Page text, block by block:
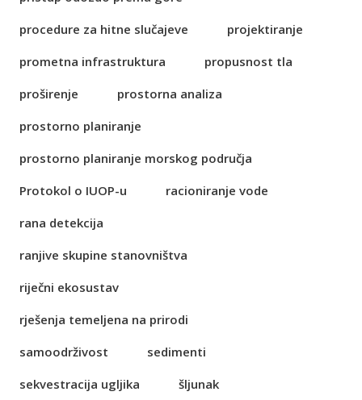
procedure za hitne slučajeve
projektiranje
prometna infrastruktura
propusnost tla
proširenje
prostorna analiza
prostorno planiranje
prostorno planiranje morskog područja
Protokol o IUOP-u
racioniranje vode
rana detekcija
ranjive skupine stanovništva
riječni ekosustav
rješenja temeljena na prirodi
samoodrživost
sedimenti
sekvestracija ugljika
šljunak